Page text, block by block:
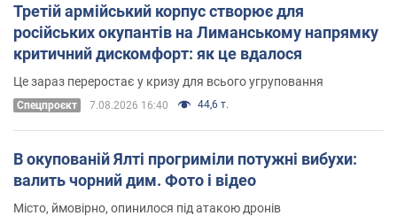
Третій армійський корпус створює для
російських окупантів на Лиманському напрямку
критичний дискомфорт: як це вдалося
Це зараз переростає у кризу для всього угруповання
Cпецпроєкт 7.08.2026 16:40 44,6 т.
В окупованій Ялті прогриміли потужні вибухи:
валить чорний дим. Фото і відео
Місто, ймовірно, опинилося під атакою дронів